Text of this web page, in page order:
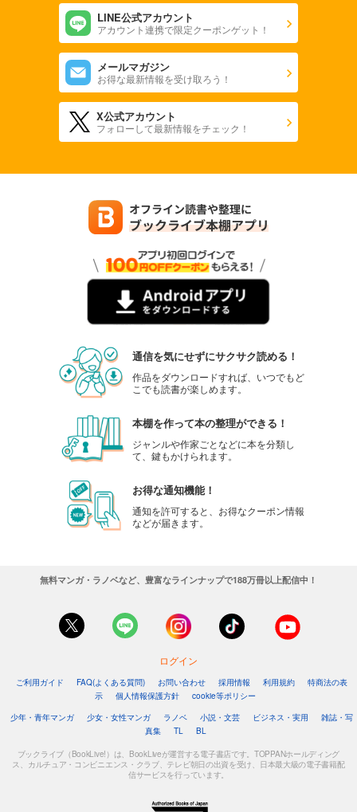
LINE公式アカウント
アカウント連携で限定クーポンゲット！
メールマガジン
お得な最新情報を受け取ろう！
X公式アカウント
フォローして最新情報をチェック！
通信を気にせずにサクサク読める！
作品をダウンロードすれば、いつでもど
こでも読書が楽しめます。
本棚を作って本の整理ができる！
ジャンルや作家ごとなどに本を分類し
て、鍵もかけられます。
お得な通知機能！
通知を許可すると、お得なクーポン情報
などが届きます。
無料マンガ・ラノベなど、豊富なラインナップで188万冊以上配信中！
ログイン
ご利用ガイド FAQ(よくある質問) お問い合わせ 採用情報 利用規約
特商法の表
示
個人情報保護方針
cookie等ポリシー
少年・青年マンガ
少女・女性マンガ ラノベ 小説・文芸 ビジネス・実用
雑誌・写
真集
TL BL
ブックライブ（BookLive!）は、BookLiveが運営する電子書店です。TOPPANホールディング
ス、カルチュア・コンビニエンス・クラブ、テレビ朝日の出資を受け、日本最大級の電子書籍配
信サービスを行っています。